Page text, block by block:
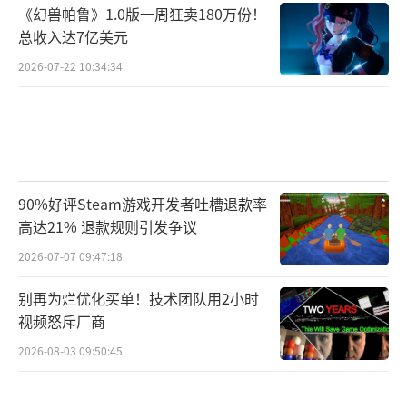
《幻兽帕鲁》1.0版一周狂卖180万份！
总收入达7亿美元
2026-07-22 10:34:34
90%好评Steam游戏开发者吐槽退款率
高达21% 退款规则引发争议
2026-07-07 09:47:18
别再为烂优化买单！技术团队用2小时
视频怒斥厂商
2026-08-03 09:50:45